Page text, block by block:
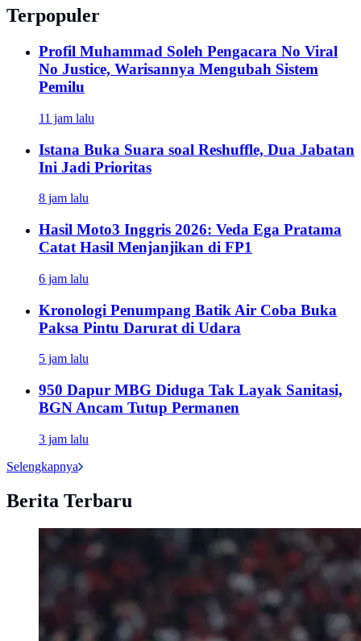
Terpopuler
Profil Muhammad Soleh Pengacara No Viral
No Justice, Warisannya Mengubah Sistem
Pemilu
11 jam lalu
Istana Buka Suara soal Reshuffle, Dua Jabatan
Ini Jadi Prioritas
8 jam lalu
Hasil Moto3 Inggris 2026: Veda Ega Pratama
Catat Hasil Menjanjikan di FP1
6 jam lalu
Kronologi Penumpang Batik Air Coba Buka
Paksa Pintu Darurat di Udara
5 jam lalu
950 Dapur MBG Diduga Tak Layak Sanitasi,
BGN Ancam Tutup Permanen
3 jam lalu
Selengkapnya
Berita Terbaru